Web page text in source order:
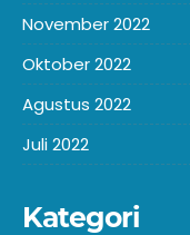
November 2022
Oktober 2022
Agustus 2022
Juli 2022
Kategori